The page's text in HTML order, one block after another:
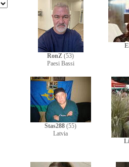
RonZ (53)
Paesi Bassi
Stas288 (55)
Latvia